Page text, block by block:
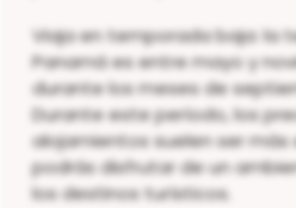
Viaja en temporada baja: la
Panamá es entre mayo y
durante los meses de
Durante este período, los
alojamientos suelen ser
podrás disfrutar de un
los destinos turísticos.